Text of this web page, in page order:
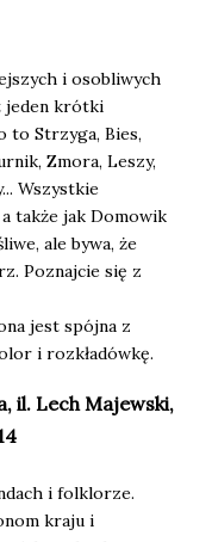
i osobliwych
jeden krótki
to Strzyga, Bies,
Zmora, Leszy,
Wszystkie
a także jak Domowik
ale bywa, że
Poznajcie się z
jest spójna z
i rozkładówkę.
il. Lech Majewski,
i folklorze.
kraju i